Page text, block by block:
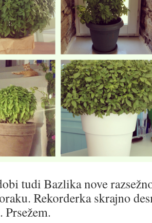
tudi Bazlika nove
Rekorderka skrajno
Prsežem.